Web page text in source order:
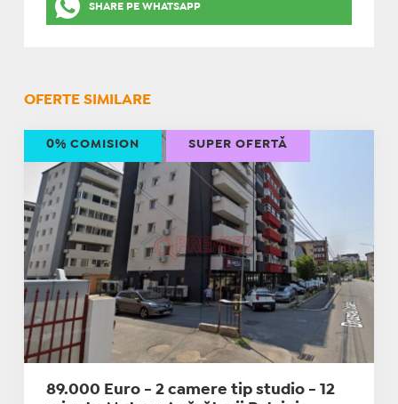
SHARE PE WHATSAPP
OFERTE SIMILARE
89.000 Euro - 2 camere tip studio - 12
0% COMISION SUPER OFERTĂ